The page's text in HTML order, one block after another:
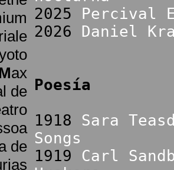
ax
de
de
2025 Percival
2026 Daniel
Poesía
1918 Sara
Songs
1919 Carl